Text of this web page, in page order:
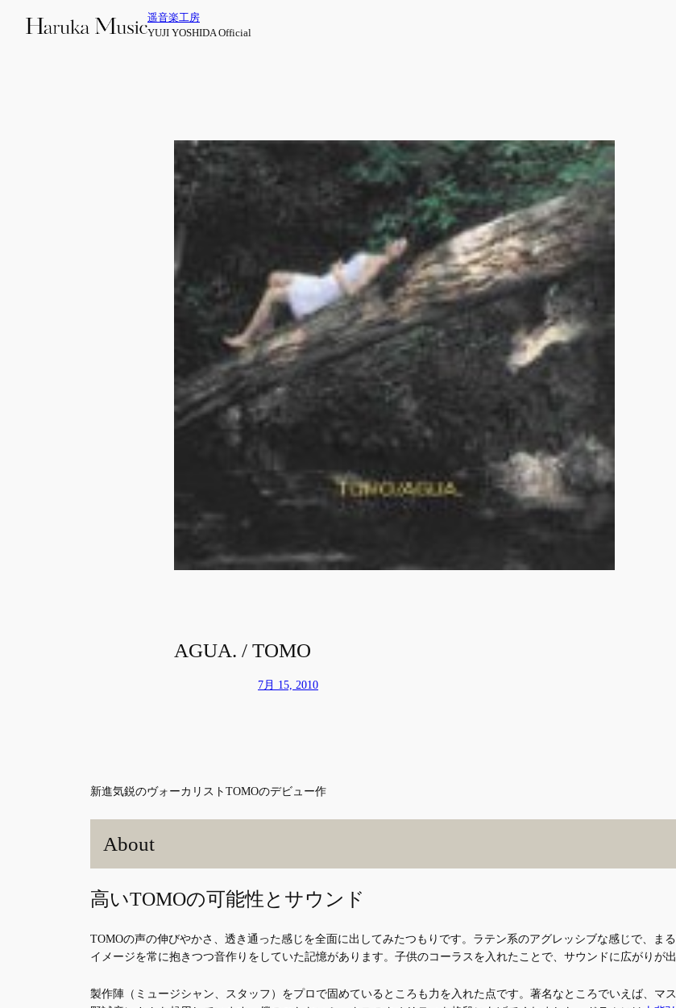
遥音楽工房
YUJI YOSHIDA Official
AGUA. / TOMO
7月 15, 2010
新進気鋭のヴォーカリストTOMOのデビュー作
About
高いTOMOの可能性とサウンド
TOMOの声の伸びやかさ、透き通った感じを全面に出してみたつもりです。ラテン系のアグレッシブな感じで、ま
イメージを常に抱きつつ音作りをしていた記憶があります。子供のコーラスを入れたことで、サウンドに広がりが出
製作陣（ミュージシャン、スタッフ）をプロで固めているところも力を入れた点です。著名なところでいえば、マ